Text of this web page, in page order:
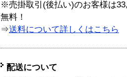
※売掛取引(後払い)のお客様は
無料！
⇒送料について詳しくはこちら
配送について